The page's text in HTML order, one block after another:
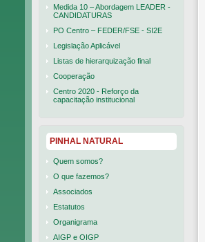
Medida 10 – Abordagem LEADER -
CANDIDATURAS
PO Centro – FEDER/FSE - SI2E
Legislação Aplicável
Listas de hierarquização final
Cooperação
Centro 2020 - Reforço da
capacitação institucional
PINHAL NATURAL
Quem somos?
O que fazemos?
Associados
Estatutos
Organigrama
AIGP e OIGP